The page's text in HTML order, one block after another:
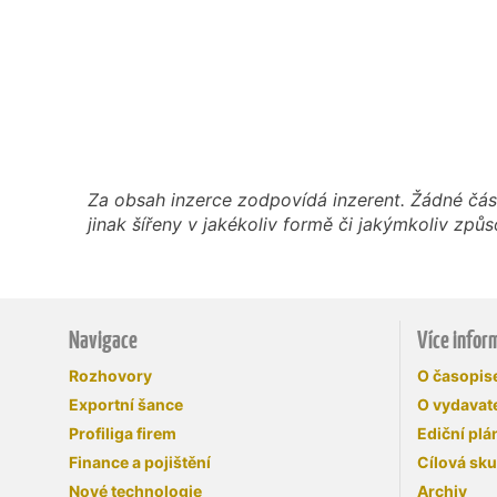
Za obsah inzerce zodpovídá inzerent. Žádné
jinak šířeny v jakékoliv formě či jakýmkoliv
Navigace
Rozhovory
Exportní šance
Profiliga firem
Finance a pojištění
Nové technologie
Více
O
O
Ediční
Cílová
Archiv